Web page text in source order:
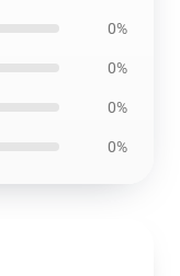
0%
0%
0%
0%